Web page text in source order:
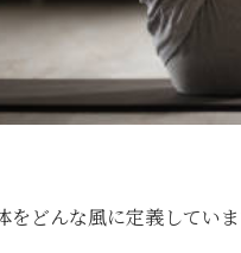
をどんな風に定義してい